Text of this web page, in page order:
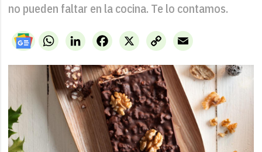
no pueden faltar en la cocina. Te lo contamos.
WhatsAppLinkedIn X
Facebook
Copy
Link
Email